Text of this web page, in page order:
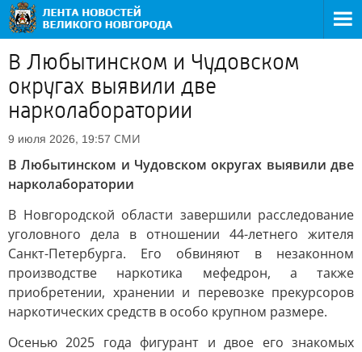
В Любытинском и Чудовском
округах выявили две
нарколаборатории
9 июля 2026, 19:57 СМИ
В Любытинском и Чудовском округах выявили две
нарколаборатории
В Новгородской области завершили расследование
уголовного дела в отношении 44-летнего жителя
Санкт-Петербурга. Его обвиняют в незаконном
производстве наркотика мефедрон, а также
приобретении, хранении и перевозке прекурсоров
наркотических средств в особо крупном размере.
Осенью 2025 года фигурант и двое его знакомых